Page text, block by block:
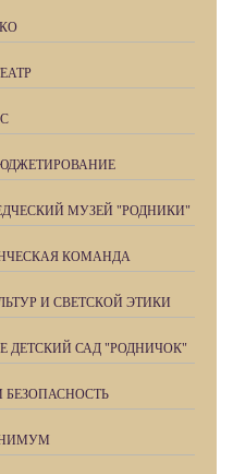
МУЗЕЙ "РОДНИКИ"
КОМАНДА
И СВЕТСКОЙ ЭТИКИ
ДЕТСКИЙ САД "РОДНИЧОК"